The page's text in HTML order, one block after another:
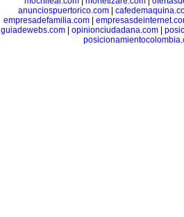
anunciospuertorico.com|
empresadefamilia.com
guiadewebs.com
opinionciudadana.com